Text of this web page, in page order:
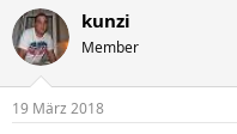
kunzi
Member
19 März 2018